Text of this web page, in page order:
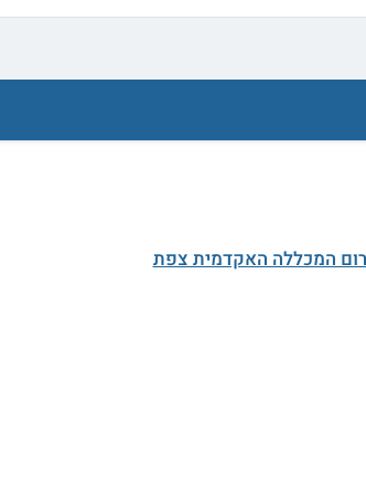
המכללה האקדמית צפת